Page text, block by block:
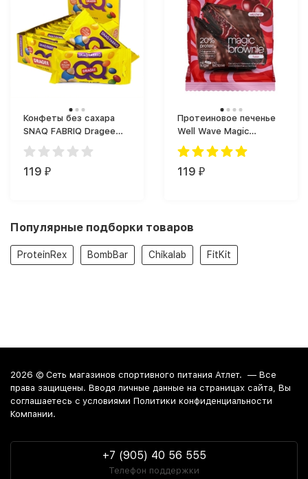
Конфеты без сахара
SNAQ FABRIQ Dragee
40g. (40 г)
119 ₽
Протеиновое печенье
Well Wave Magic
Brownie Fusion десерт
глазированный 60g.
119 ₽
Популярные подборки товаров
ProteinRex BombBar Chikalab FitKit
2026 © Сеть магазинов спортивного питания Атлет. — Все
права защищены. Вводя личные данные на страницах сайта, Вы
соглашаетесь c условиями Политики конфиденциальности
Компании.
+7 (905) 40 56 555
Телефон поддержки